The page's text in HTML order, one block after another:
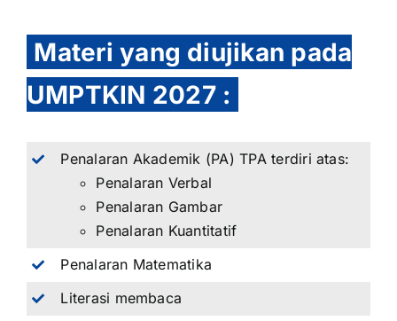
Materi yang diujikan pada
UMPTKIN 2027:
Penalaran Akademik (PA) TPA terdiri atas:
Penalaran Verbal
Penalaran Gambar
Penalaran Kuantitatif
Penalaran Matematika
Literasi membaca